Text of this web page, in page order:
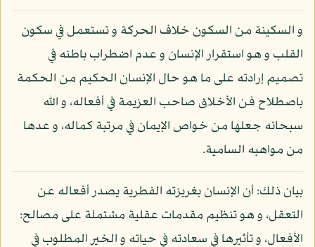
و السكينة من السكون خلاف الحركة و تستعمل في سكون
القلب و هو استقرار الإنسان و عدم اضطراب باطنه في
تصميم إرادته على ما هو حال الإنسان الحكيم من الحكمة
باصطلاح فن الأخلاق صاحب العزيمة في أفعاله، و الله
سبحانه جعلها من خواص الإيمان في مرتبة كماله، و عدها
من مواهبه السامية.
بيان ذلك: أن الإنسان بغريزته الفطرية يصدر أفعاله عن
التعقل، و هو تنظيم مقدمات عقلية مشتملة على مصالح:
الأفعال، و تأثيرها في سعادته في حياته و الخير المطلوب في